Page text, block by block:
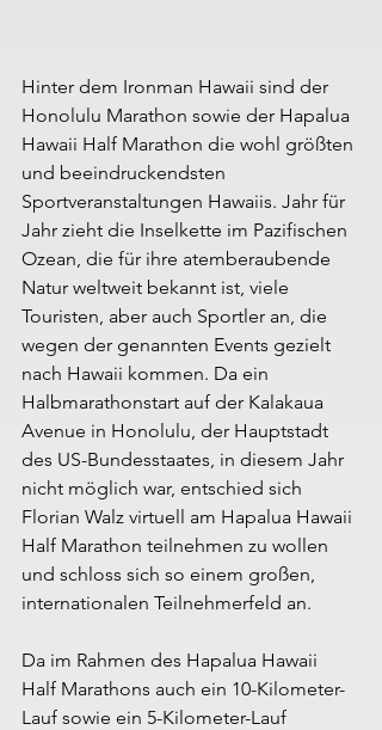
Hinter dem Ironman Hawaii sind der
Honolulu Marathon sowie der Hapalua
Hawaii Half Marathon die wohl größten
und beeindruckendsten
Sportveranstaltungen Hawaiis. Jahr für
Jahr zieht die Inselkette im Pazifischen
Ozean, die für ihre atemberaubende
Natur weltweit bekannt ist, viele
Touristen, aber auch Sportler an, die
wegen der genannten Events gezielt
nach Hawaii kommen. Da ein
Halbmarathonstart auf der Kalakaua
Avenue in Honolulu, der Hauptstadt
des US-Bundesstaates, in diesem Jahr
nicht möglich war, entschied sich
Florian Walz virtuell am Hapalua Hawaii
Half Marathon teilnehmen zu wollen
und schloss sich so einem großen,
internationalen Teilnehmerfeld an.
Da im Rahmen des Hapalua Hawaii
Half Marathons auch ein 10-Kilometer-
Lauf sowie ein 5-Kilometer-Lauf